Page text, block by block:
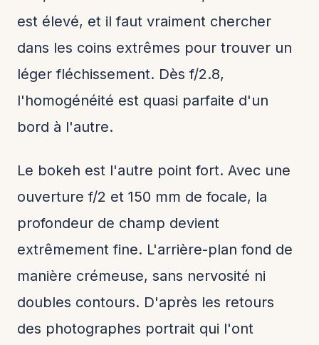
est élevé, et il faut vraiment chercher
dans les coins extrêmes pour trouver un
léger fléchissement. Dès f/2.8,
l'homogénéité est quasi parfaite d'un
bord à l'autre.
Le bokeh est l'autre point fort. Avec une
ouverture f/2 et 150 mm de focale, la
profondeur de champ devient
extrêmement fine. L'arrière-plan fond de
manière crémeuse, sans nervosité ni
doubles contours. D'après les retours
des photographes portrait qui l'ont